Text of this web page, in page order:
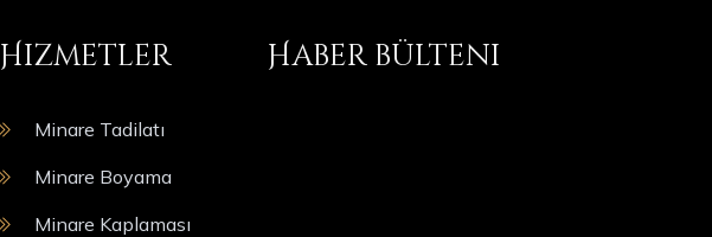
Hizmetler
Minare Tadilatı
Minare Boyama
Minare Kaplaması
Haber bülteni